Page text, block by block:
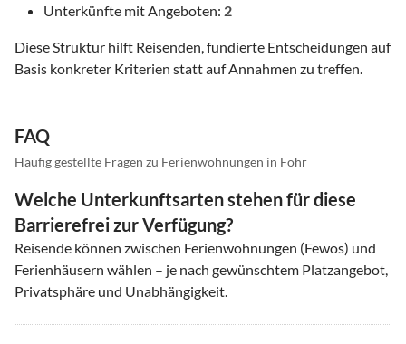
Unterkünfte mit Angeboten: 2
Diese Struktur hilft Reisenden, fundierte Entscheidungen auf
Basis konkreter Kriterien statt auf Annahmen zu treffen.
FAQ
Häufig gestellte Fragen zu Ferienwohnungen in Föhr
Welche Unterkunftsarten stehen für diese
Barrierefrei zur Verfügung?
Reisende können zwischen Ferienwohnungen (Fewos) und
Ferienhäusern wählen – je nach gewünschtem Platzangebot,
Privatsphäre und Unabhängigkeit.